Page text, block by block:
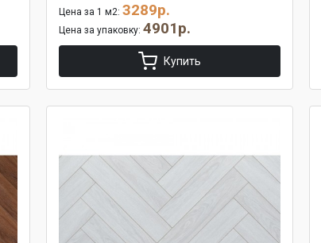
Цена за 1 м2: 3289р.
Цена за упаковку: 4901р.
Купить